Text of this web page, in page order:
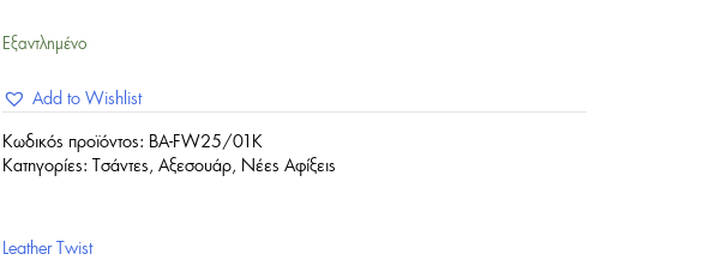
Εξαντλημένο
Add to Wishlist
Κωδικός προϊόντος: BA-FW25/01K
Κατηγορίες:
Tσάντες, Αξεσουάρ, Νέες Αφίξεις
Leather Twist